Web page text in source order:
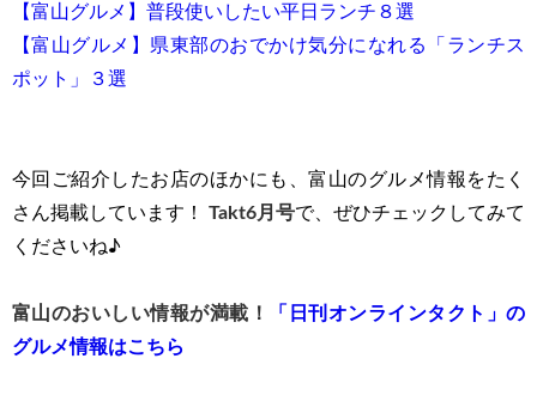
【富山グルメ】普段使いしたい平日ランチ８選
【富山グルメ】県東部のおでかけ気分になれる「ランチス
ポット」３選
今回ご紹介したお店のほかにも、富山のグルメ情報をたく
さん掲載しています！ Takt6月号で、ぜひチェックしてみて
くださいね♪
富山のおいしい情報が満載！
「日刊オンラインタクト」の
グルメ情報はこちら